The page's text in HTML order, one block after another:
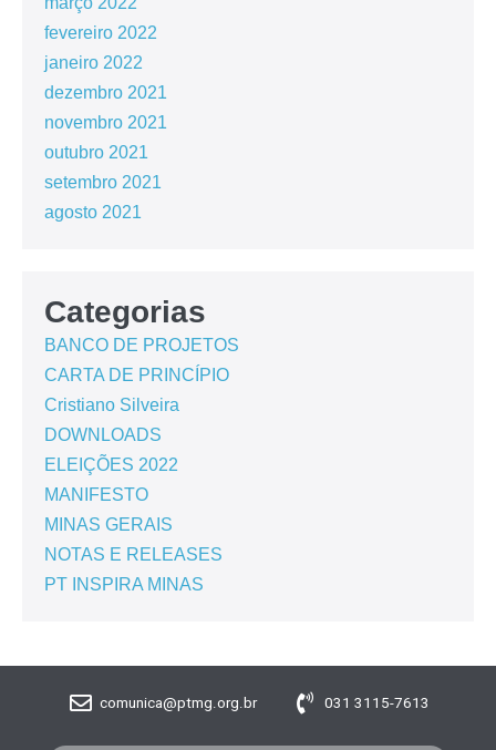
fevereiro 2022
janeiro 2022
dezembro 2021
novembro 2021
outubro 2021
setembro 2021
agosto 2021
Categorias
BANCO DE PROJETOS
CARTA DE PRINCÍPIO
Cristiano Silveira
DOWNLOADS
ELEIÇÕES 2022
MANIFESTO
MINAS GERAIS
NOTAS E RELEASES
PT INSPIRA MINAS
comunica@ptmg.org.br 031 3115-7613